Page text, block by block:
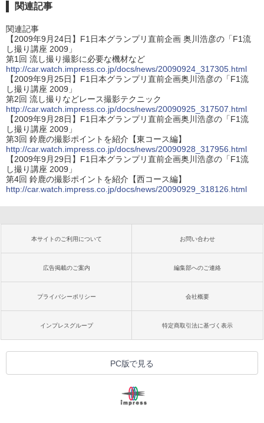
関連記事
関連記事
【2009年9月24日】F1日本グランプリ直前企画 奥川浩彦の「F1流
し撮り講座 2009」
第1回 流し撮り撮影に必要な機材など
http://car.watch.impress.co.jp/docs/news/20090924_317305.html
【2009年9月25日】F1日本グランプリ直前企画奥川浩彦の「F1流
し撮り講座 2009」
第2回 流し撮りなどレース撮影テクニック
http://car.watch.impress.co.jp/docs/news/20090925_317507.html
【2009年9月28日】F1日本グランプリ直前企画奥川浩彦の「F1流
し撮り講座 2009」
第3回 鈴鹿の撮影ポイントを紹介【東コース編】
http://car.watch.impress.co.jp/docs/news/20090928_317956.html
【2009年9月29日】F1日本グランプリ直前企画奥川浩彦の「F1流
し撮り講座 2009」
第4回 鈴鹿の撮影ポイントを紹介【西コース編】
http://car.watch.impress.co.jp/docs/news/20090929_318126.html
本サイトのご利用について お問い合わせ
広告掲載のご案内 編集部へのご連絡
プライバシーポリシー 会社概要
インプレスグループ 特定商取引法に基づく表示
PC版で見る